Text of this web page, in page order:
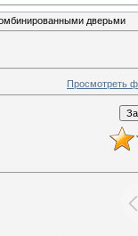
дверьми
Просмотреть